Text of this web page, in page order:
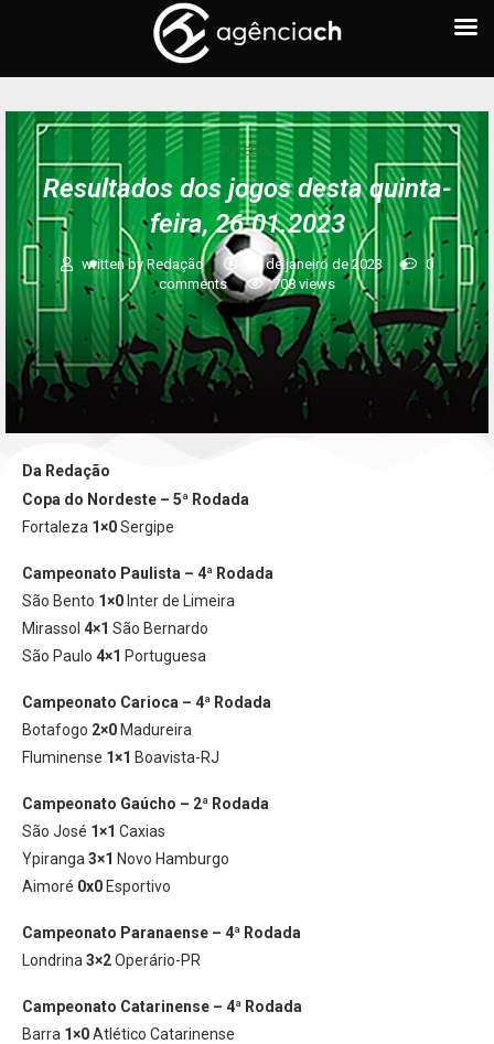
FUTEBOL
Resultados dos jogos desta quinta-
feira, 26.01.2023
written byRedação 26 de janeiro de 2023
0
comments
708 views
Da Redação
Copa do Nordeste – 5ª Rodada
Fortaleza 1×0Sergipe
Campeonato Paulista – 4ª Rodada
São Bento 1×0 Inter de Limeira
Mirassol 4×1 São Bernardo
São Paulo 4×1 Portuguesa
Campeonato Carioca – 4ª Rodada
Botafogo 2×0 Madureira
Fluminense 1×1 Boavista-RJ
Campeonato Gaúcho – 2ª Rodada
São José 1×1 Caxias
Ypiranga 3×1 Novo Hamburgo
Aimoré 0x0 Esportivo
Campeonato Paranaense – 4ª Rodada
Londrina 3×2Operário-PR
Campeonato Catarinense – 4ª Rodada
Barra 1×0Atlético Catarinense